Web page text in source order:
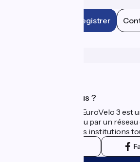
Enregistrer
Qui sommes-nous ?
La Scandibérique-EuroVelo 3 est
développé et promu par un
territoriales et leurs institutions